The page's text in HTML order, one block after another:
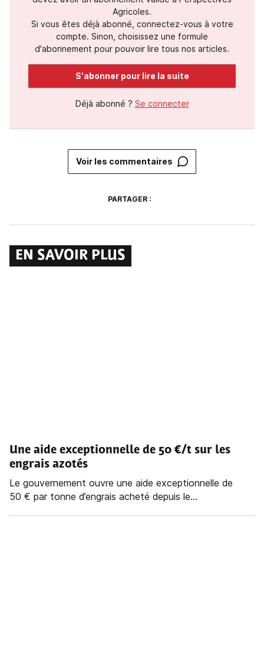
Agricoles.
Si vous êtes déjà abonné, connectez-vous à votre
compte. Sinon, choisissez une formule
d'abonnement pour pouvoir lire tous nos articles.
S'abonner pour lire la suite
Déjà abonné ? Se connecter
Voir les commentaires
PARTAGER :
EN SAVOIR PLUS
Une aide exceptionnelle de 50 €/t sur les
engrais azotés
Le gouvernement ouvre une aide exceptionnelle de
50 € par tonne d’engrais acheté depuis le...